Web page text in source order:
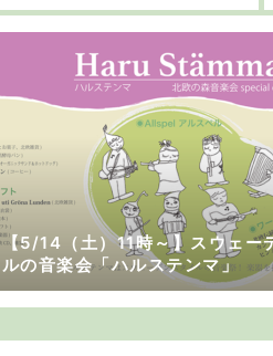
【5/14（土）11時～】スウェー
ルの音楽会「ハルステンマ」